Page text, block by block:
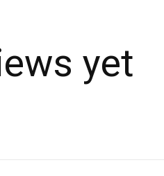
yet